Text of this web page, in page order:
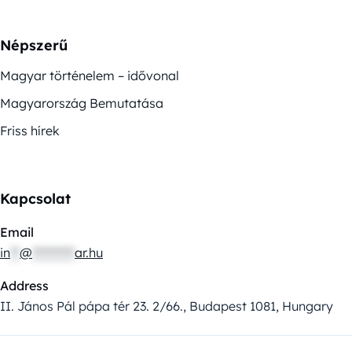
Népszerű
Magyar történelem – idővonal
Magyarország Bemutatása
Friss hírek
Kapcsolat
Email
in @ ar.hu
Address
II. János Pál pápa tér 23. 2/66., Budapest 1081, Hungary